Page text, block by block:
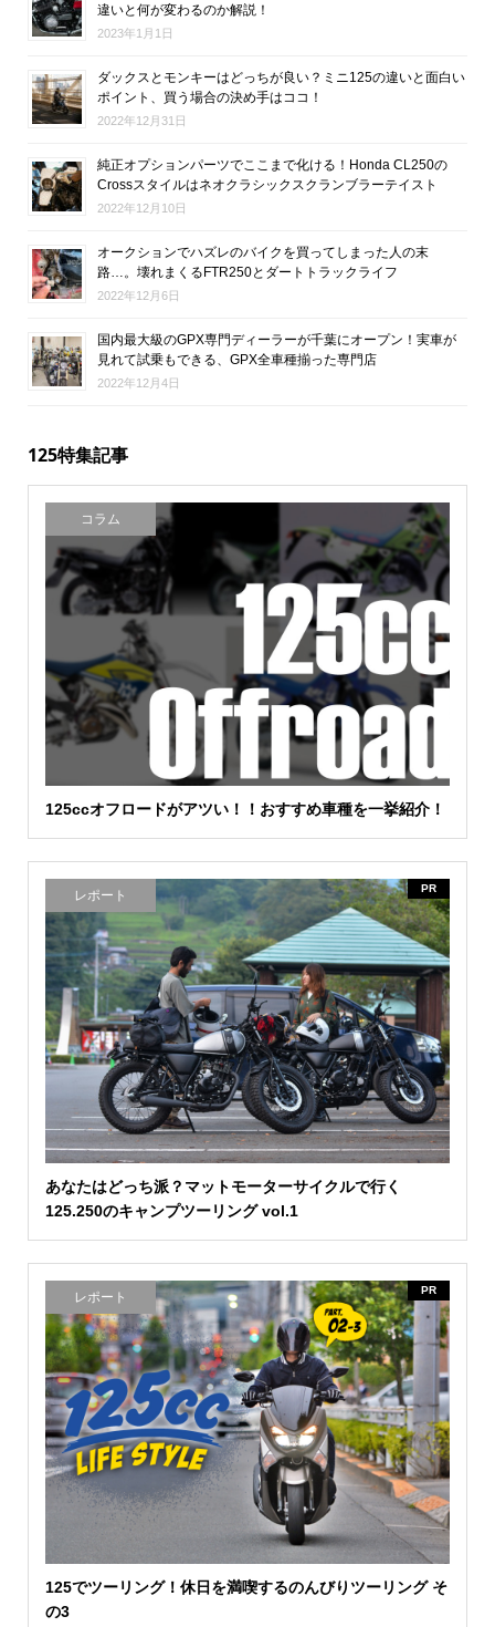
違いと何が変わるのか解説！
2023年1月1日
ダックスとモンキーはどっちが良い？ミニ125の違いと面白い
ポイント、買う場合の決め手はココ！
2022年12月31日
純正オプションパーツでここまで化ける！Honda CL250の
Crossスタイルはネオクラシックスクランブラーテイスト
2022年12月10日
オークションでハズレのバイクを買ってしまった人の末
路…。壊れまくるFTR250とダートトラックライフ
2022年12月6日
国内最大級のGPX専門ディーラーが千葉にオープン！実車が
見れて試乗もできる、GPX全車種揃った専門店
2022年12月4日
125特集記事
コラム
125ccオフロードがアツい！！おすすめ車種を一挙紹介！
レポート PR
あなたはどっち派？マットモーターサイクルで行く
125.250のキャンプツーリング vol.1
レポート PR
125でツーリング！休日を満喫するのんびりツーリング そ
の3